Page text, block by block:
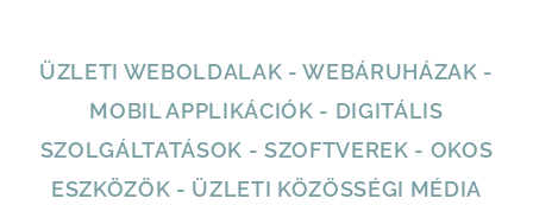
ÜZLETI WEBOLDALAK - WEBÁRUHÁZAK -
MOBIL APPLIKÁCIÓK - DIGITÁLIS
SZOLGÁLTATÁSOK - SZOFTVEREK - OKOS
ESZKÖZÖK - ÜZLETI KÖZÖSSÉGI MÉDIA